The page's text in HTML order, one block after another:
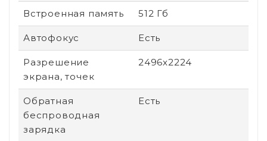
Встроенная память 512 Гб
Автофокус Есть
Разрешение
экрана, точек
2496x2224
Обратная
беспроводная
зарядка
Есть